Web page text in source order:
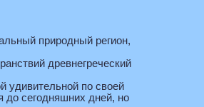
природный регион,
древнегреческий
удивительной по своей
до сегодняшних дней, но